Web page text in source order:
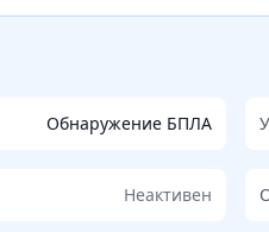
Обнаружение БПЛА
Неактивен